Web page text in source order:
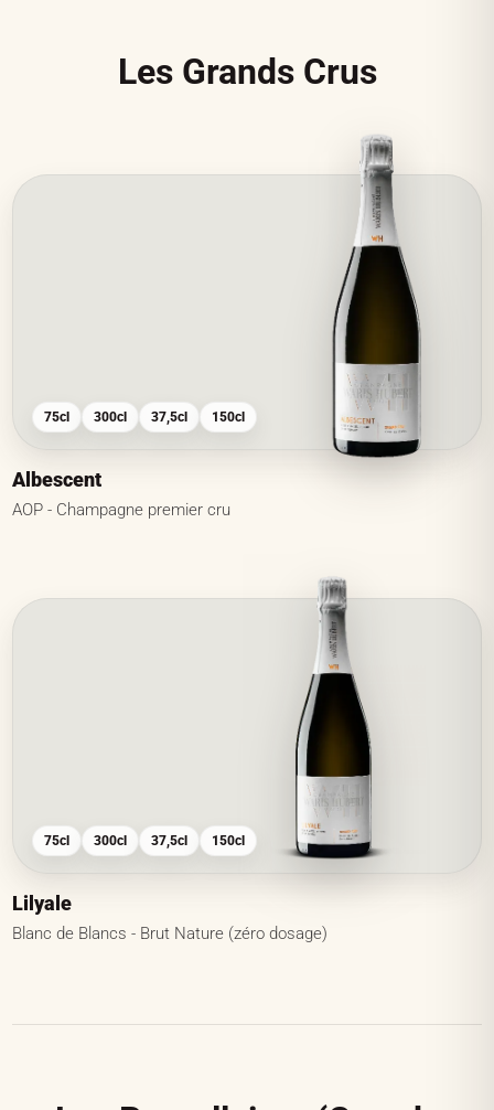
Les Grands Crus
75cl 300cl 37,5cl 150cl
Albescent
AOP - Champagne premier cru
75cl 300cl 37,5cl 150cl
Lilyale
Blanc de Blancs - Brut Nature (zéro dosage)